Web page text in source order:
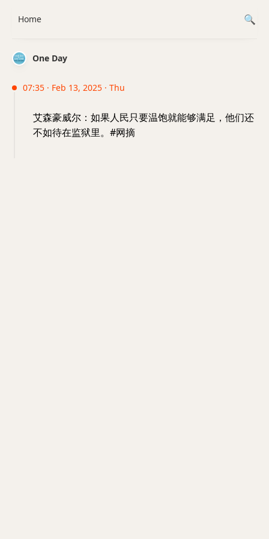
One Day
07:35 · Feb 13, 2025 · Thu
艾森豪威尔：如果人民只要温饱就能够满足，他们还
不如待在监狱里。#网摘
Home